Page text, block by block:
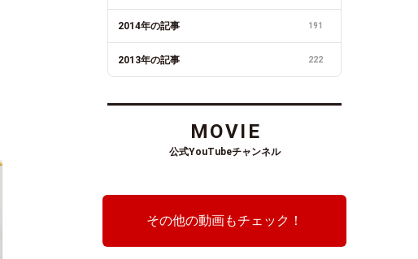
2014年の記事 191
2013年の記事 222
MOVIE
公式YouTubeチャンネル
その他の動画もチェック！